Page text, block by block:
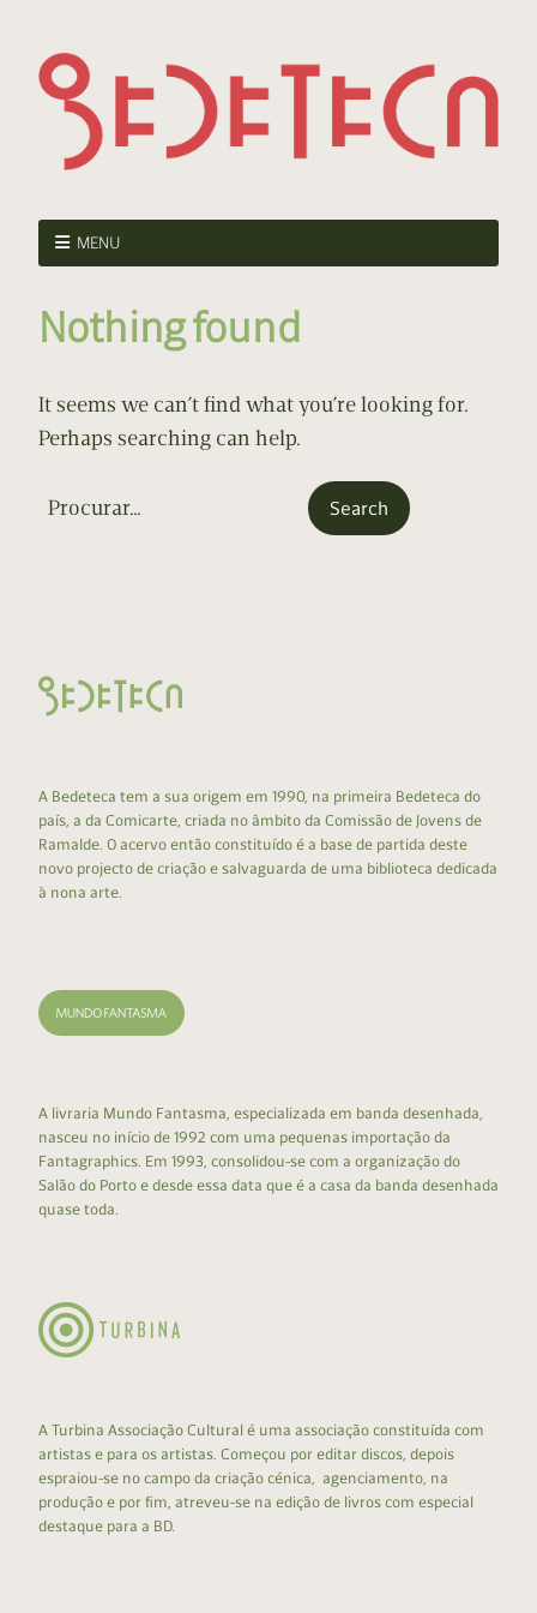
MENU
Nothing found
It seems we can’t find what you’re looking for.
Perhaps searching can help.
A Bedeteca tem a sua origem em 1990, na primeira Bedeteca do
país, a da Comicarte, criada no âmbito da Comissão de Jovens de
Ramalde. O acervo então constituído é a base de partida deste
novo projecto de criação e salvaguarda de uma biblioteca dedicada
à nona arte.
A livraria Mundo Fantasma, especializada em banda desenhada,
nasceu no início de 1992 com uma pequenas importação da
Fantagraphics. Em 1993, consolidou-se com a organização do
Salão do Porto e desde essa data que é a casa da banda desenhada
quase toda.
A Turbina Associação Cultural é uma associação constituída com
artistas e para os artistas. Começou por editar discos, depois
espraiou-se no campo da criação cénica, agenciamento, na
produção e por fim, atreveu-se na edição de livros com especial
destaque para a BD.